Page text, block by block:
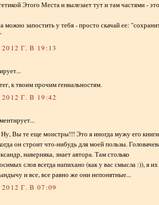
Этого Места и вылезает тут и там частями -
можно запостить у тебя - просто скачай ее:
Г. В 19:13
к твоим прочим гениальностям.
Г. В 19:42
Вы те еще монстры!!! Это я иногда мужу его книги
он строит что-нибудь для моей пользы.
наверняка, знает автора. Там столько
слов всегда напихано (как у вас смысла :)), я их
и все, все равно же они непонятные...
Г. В 07:09